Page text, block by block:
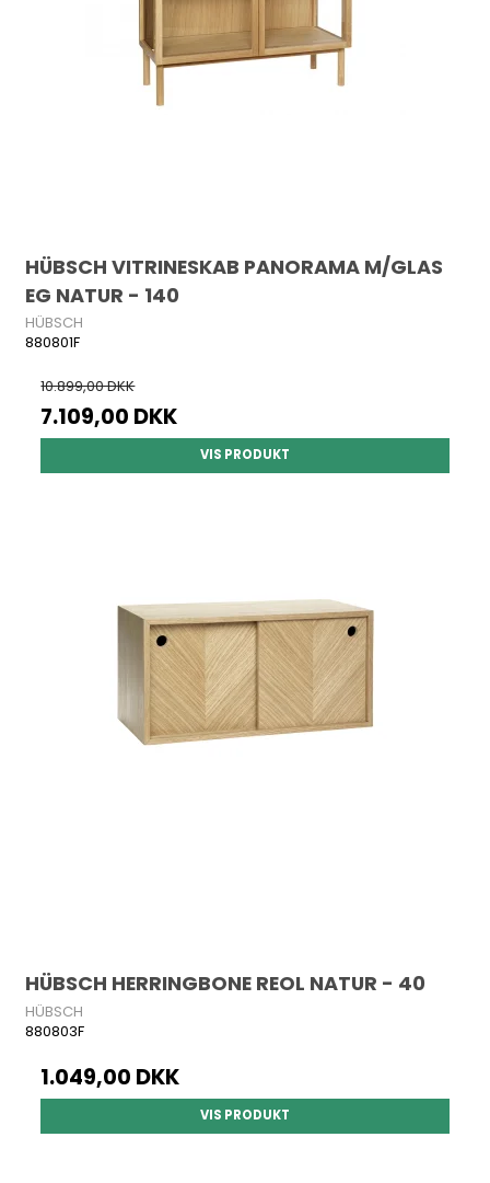
HÜBSCH VITRINESKAB PANORAMA M/GLAS
EG NATUR - 140
HÜBSCH
880801F
10.899,00 DKK
7.109,00 DKK
VIS PRODUKT
HÜBSCH HERRINGBONE REOL NATUR - 40
HÜBSCH
880803F
1.049,00 DKK
VIS PRODUKT